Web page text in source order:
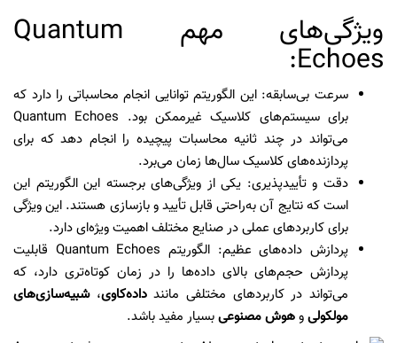
ویژگی‌های مهم Quantum
Echoes:
سرعت بی‌سابقه: این الگوریتم توانایی انجام محاسباتی را دارد که
برای سیستم‌های کلاسیک غیرممکن بود. Quantum Echoes
می‌تواند در چند ثانیه محاسبات پیچیده را انجام دهد که برای
پردازنده‌های کلاسیک سال‌ها زمان می‌برد.
دقت و تأییدپذیری: یکی از ویژگی‌های برجسته این الگوریتم این
است که نتایج آن به‌راحتی قابل تأیید و بازسازی هستند. این ویژگی
برای کاربردهای عملی در صنایع مختلف اهمیت ویژه‌ای دارد.
پردازش داده‌های عظیم: الگوریتم Quantum Echoes قابلیت
پردازش حجم‌های بالای داده‌ها را در زمان کوتاه‌تری دارد، که
می‌تواند در کاربردهای مختلفی مانندداده‌کاوی،شبیه‌سازی‌های
مولکولیوهوش مصنوعیبسیار مفید باشد.